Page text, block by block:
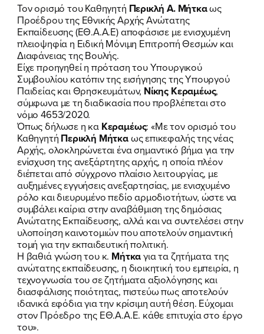
ΠΟΙΑ ΕΙΜΑΙ
ΕΡΓΟ
ΕΚΔΗΛΩΣΕΙΣ
ΝΕΑ
ΕΛΑ ΚΙ ΕΣΥ
Τον ορισμό του Καθηγητή Περικλή Α. Μήτκαως
Προέδρου της Εθνικής Αρχής Ανώτατης
Εκπαίδευσης (ΕΘ.Α.Α.Ε) αποφάσισε με ενισχυμένη
πλειοψηφία η Ειδική Μόνιμη Επιτροπή Θεσμών και
Διαφάνειας της Βουλής.
Είχε προηγηθεί η πρόταση του Υπουργικού
Συμβουλίου κατόπιν της εισήγησης της Υπουργού
Παιδείας και Θρησκευμάτων, Νίκης Κεραμέως,
σύμφωνα με τη διαδικασία που προβλέπεται στο
νόμο 4653/2020.
Όπως δήλωσε η κα Κεραμέως: «Με τον ορισμό του
Καθηγητή Περικλή Μήτκαως επικεφαλής της νέας
Αρχής, ολοκληρώνεται ένα σημαντικό βήμα για την
ενίσχυση της ανεξάρτητης αρχής, η οποία πλέον
διέπεται από σύγχρονο πλαίσιο λειτουργίας, με
αυξημένες εγγυήσεις ανεξαρτησίας, με ενισχυμένο
ρόλο και διευρυμένο πεδίο αρμοδιοτήτων, ώστε να
συμβάλει καίρια στην αναβάθμιση της δημόσιας
Ανώτατης Εκπαίδευσης, αλλά και να συντελέσει στην
υλοποίηση καινοτομιών που αποτελούν σημαντική
τομή για την εκπαιδευτική πολιτική.
Η βαθιά γνώση του κ. Μήτκαγια τα ζητήματα της
ανώτατης εκπαίδευσης, η διοικητική του εμπειρία, η
τεχνογνωσία του σε ζητήματα αξιολόγησης και
διασφάλισης ποιότητας, πιστεύω πως αποτελούν
ιδανικά εφόδια για την κρίσιμη αυτή θέση. Εύχομαι
στον Πρόεδρο της ΕΘ.Α.Α.Ε. κάθε επιτυχία στο έργο
του».
Χρήσηςτου δικτυακού τόπου του
Πολιτικού Γραφείου της Βουλευτού
Νίκης Κεραμέως
ΥΠΟΒΟΛΗ
Χρήσηςτου δικτυακού τόπου του
Πολιτικού Γραφείου της Βουλευτού
Νίκης Κεραμέως
ΥΠΟΒΟΛΗ